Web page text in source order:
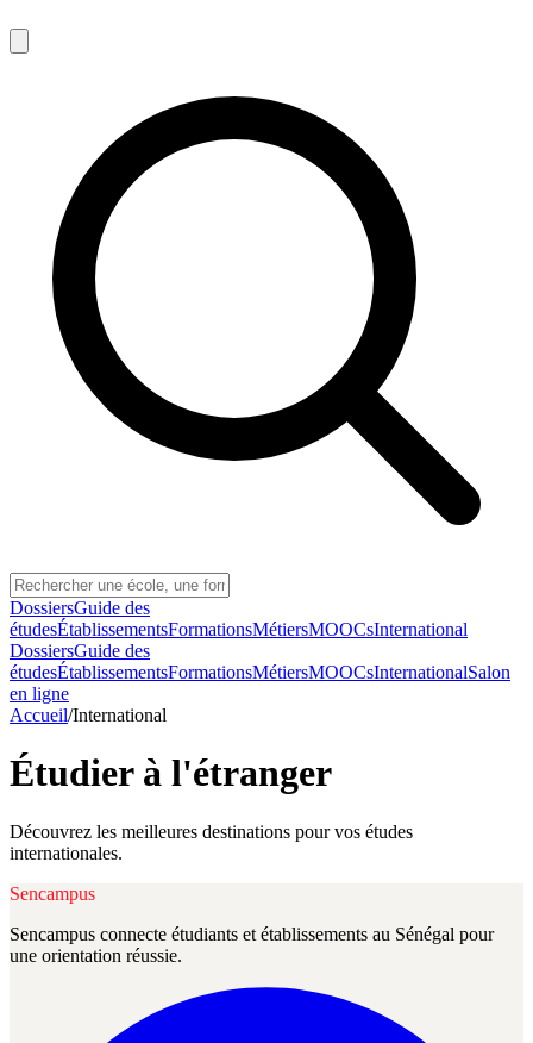
DossiersGuide des
étudesÉtablissementsFormationsMétiersMOOCsInternational
DossiersGuide des
étudesÉtablissementsFormationsMétiersMOOCsInternationalSalon
en ligne
Accueil/International
Étudier à l'étranger
Découvrez les meilleures destinations pour vos études
internationales.
Sencampus
Sencampus connecte étudiants et établissements au Sénégal pour
une orientation réussie.